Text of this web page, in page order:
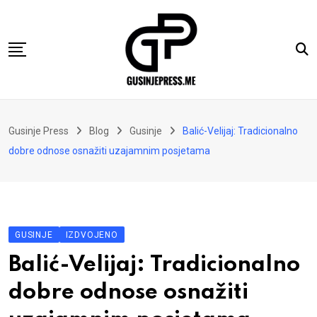
content
Vremeplov
Oglasi
Hajtarhana
Kontakt
Gusinje Press Blog Gusinje
Balić-Velijaj: Tradicionalno
dobre odnose osnažiti uzajamnim posjetama
GUSINJE IZDVOJENO
Balić-Velijaj: Tradicionalno
dobre odnose osnažiti